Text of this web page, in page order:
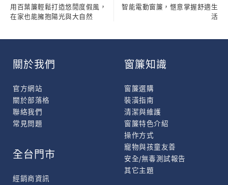
用百葉簾輕鬆打造悠閒度假風，
在家也能擁抱陽光與大自然
智能電動窗簾，愜意掌握舒適生
活
關於我們
官方網站
關於部落格
聯絡我們
常見問題
窗簾知識
窗簾選購
裝潢指南
清潔與維護
窗簾特色介紹
操作方式
寵物與孩童友善
安全/無毒測試報告
其它主題
全台門市
經銷商資訊